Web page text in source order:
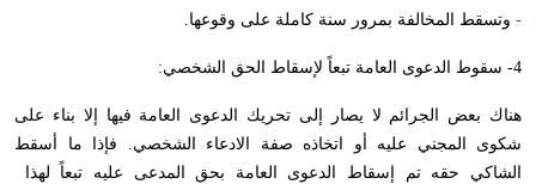
- وتسقط المخالفة بمرور سنة كاملة على وقوعها.
4- سقوط الدعوى العامة تبعاً لإسقاط الحق الشخصي:
هناك بعض الجرائم لا يصار إلى تحريك الدعوى العامة فيها إلا بناء على
شكوى المجني عليه أو اتخاذه صفة الادعاء الشخصي. فإذا ما أسقط
الشاكي حقه تم إسقاط الدعوى العامة بحق المدعى عليه تبعاً لهذا